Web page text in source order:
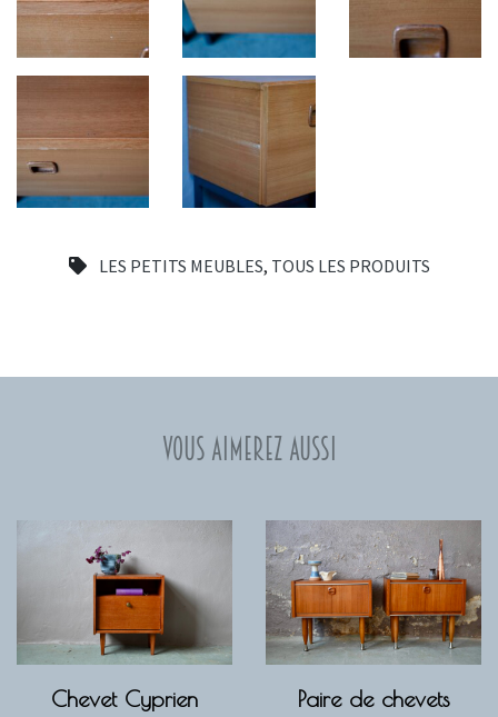
LES PETITS MEUBLES, TOUS LES PRODUITS
Vous aimerez aussi
Chevet Cyprien
Paire de chevets